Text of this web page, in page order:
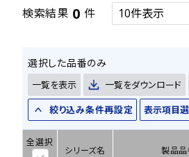
検索結果 0 件
選択した品番のみ
一覧を表示 一覧をダウンロード
絞り込み条件再設定
表示項目
全選択
シリーズ名 製品品